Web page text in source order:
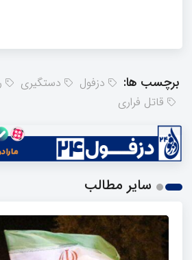
برچسب ها: دزفول دستگیری
قاتل فراری
سایر مطالب